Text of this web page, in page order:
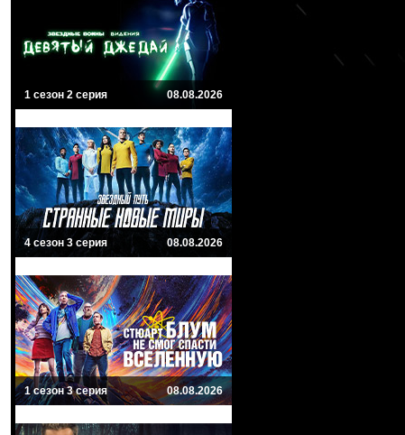
1 сезон 2 серия 08.08.2026
4 сезон 3 серия 08.08.2026
1 сезон 3 серия 08.08.2026